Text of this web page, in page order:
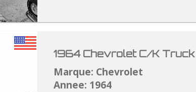
1964 Chevrolet C/K Truck
Marque: Chevrolet
Annee: 1964